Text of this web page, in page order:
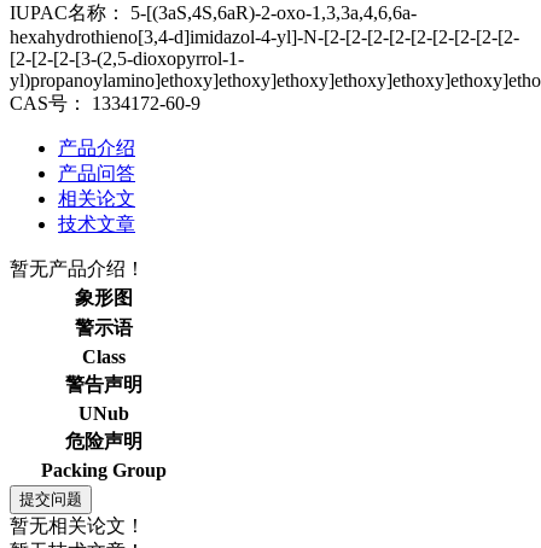
IUPAC名称： 5-[(3aS,4S,6aR)-2-oxo-1,3,3a,4,6,6a-
hexahydrothieno[3,4-d]imidazol-4-yl]-N-[2-[2-[2-[2-[2-[2-[2-[2-[2-
[2-[2-[2-[3-(2,5-dioxopyrrol-1-
CAS号：
1334172-60-9
产品介绍
产品问答
相关论文
技术文章
暂无产品介绍！
象形图
警示语
Class
警告声明
UNub
危险声明
Packing Group
暂无相关论文！